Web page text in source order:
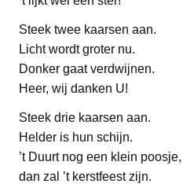
Steek twee kaarsen aan.
Licht wordt groter nu.
Donker gaat verdwijnen.
Heer, wij danken U!
Steek drie kaarsen aan.
Helder is hun schijn.
’t Duurt nog een klein poosje,
dan zal ’t kerstfeest zijn.